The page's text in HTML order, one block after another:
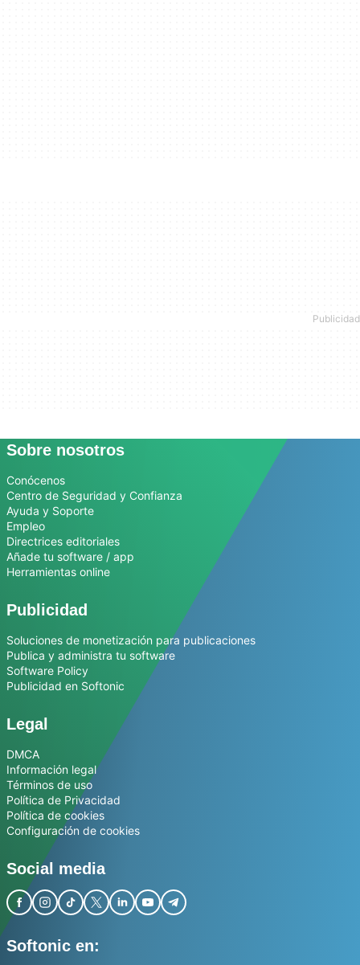
Sobre nosotros
Conócenos
Centro de Seguridad y Confianza
Ayuda y Soporte
Empleo
Directrices editoriales
Añade tu software / app
Herramientas online
Publicidad
Soluciones de monetización para publicaciones
Publica y administra tu software
Software Policy
Publicidad en Softonic
Legal
DMCA
Información legal
Términos de uso
Política de Privacidad
Política de cookies
Configuración de cookies
Social media
Softonic en: